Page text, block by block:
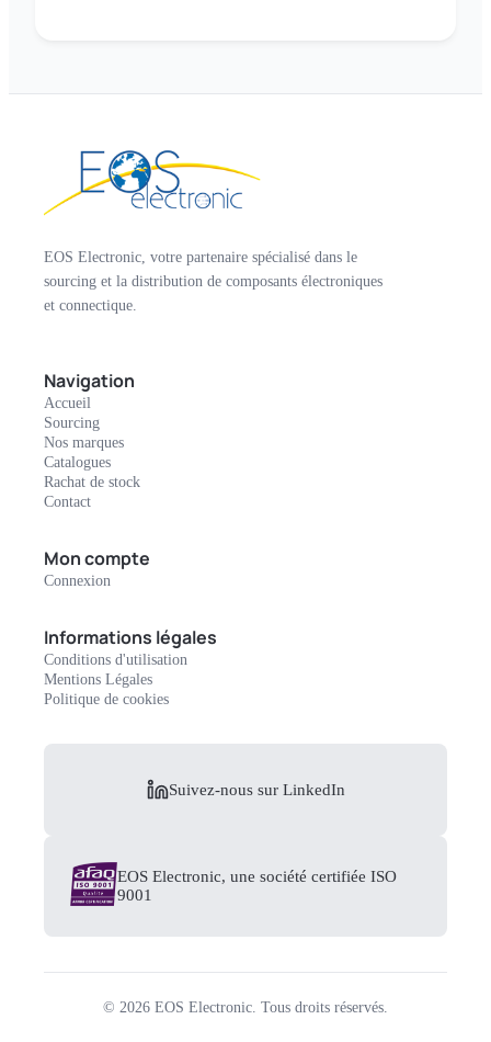
EOS Electronic, votre partenaire spécialisé dans le
sourcing et la distribution de composants électroniques
et connectique.
Navigation
Accueil
Sourcing
Nos marques
Catalogues
Rachat de stock
Contact
Mon compte
Connexion
Informations légales
Conditions d'utilisation
Mentions Légales
Politique de cookies
Suivez-nous sur LinkedIn
EOS Electronic, une société certifiée ISO
9001
© 2026 EOS Electronic. Tous droits réservés.